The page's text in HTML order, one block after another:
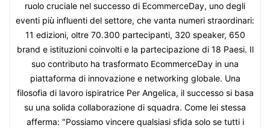
ruolo cruciale nel successo di EcommerceDay, uno degli
eventi più influenti del settore, che vanta numeri straordinari:
11 edizioni, oltre 70.300 partecipanti, 320 speaker, 650
brand e istituzioni coinvolti e la partecipazione di 18 Paesi. Il
suo contributo ha trasformato EcommerceDay in una
piattaforma di innovazione e networking globale. Una
filosofia di lavoro ispiratrice Per Angelica, il successo si basa
su una solida collaborazione di squadra. Come lei stessa
afferma: "Possiamo vincere qualsiasi sfida solo se tutti i